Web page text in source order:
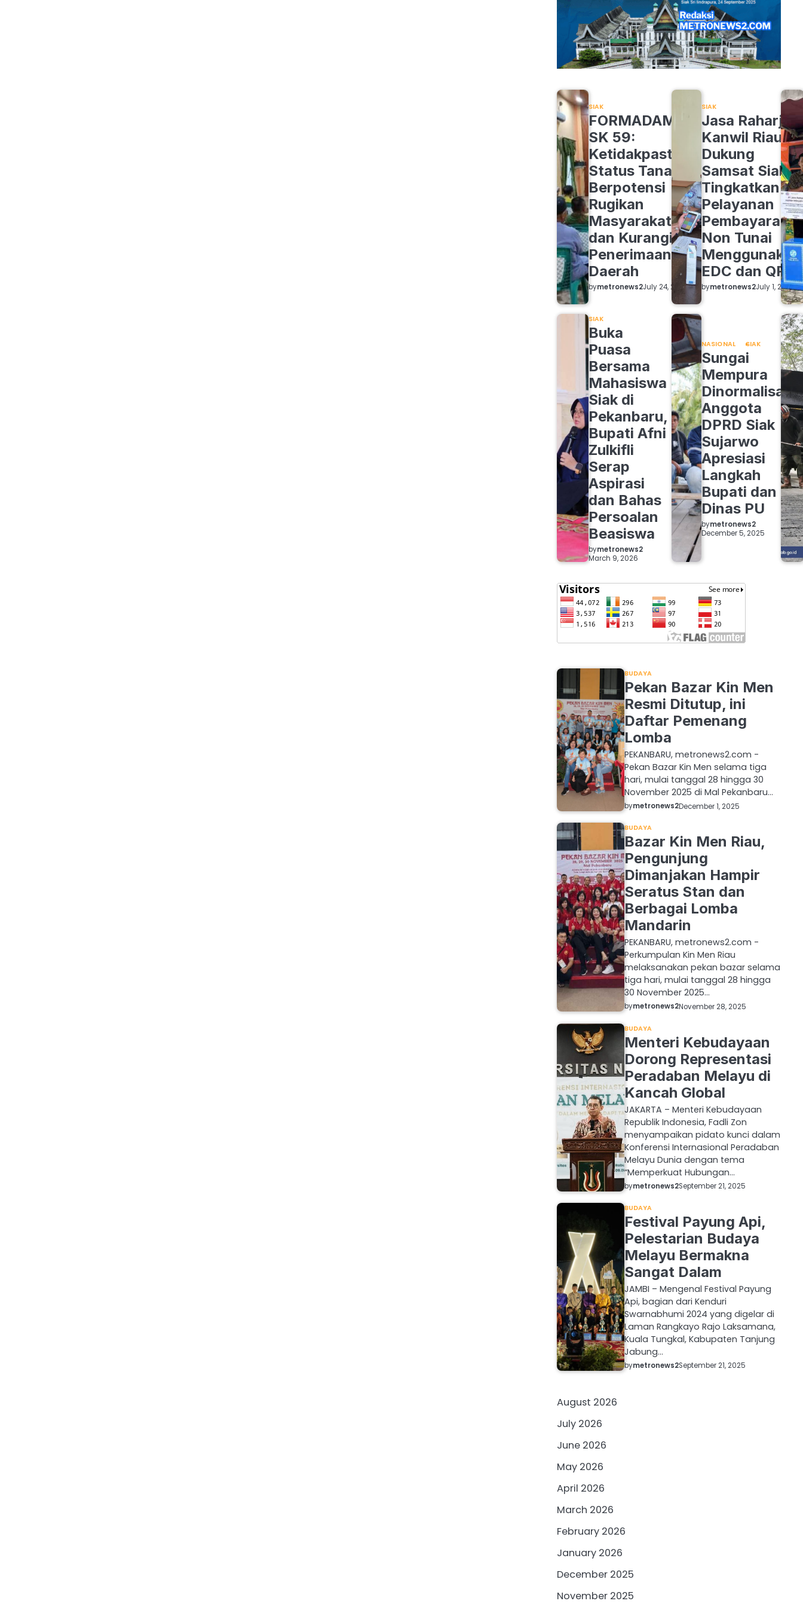
SIAK
FORMADAM
SK 59:
Ketidakpastian
Status Tanah
Berpotensi
Rugikan
Masyarakat
dan Kurangi
Penerimaan
Daerah
bymetronews2July 24, 2026
SIAK
Jasa Raharja
Kanwil Riau
Dukung
Samsat Siak
Tingkatkan
Pelayanan
Pembayaran
Non Tunai
Menggunakan
EDC dan QRIS
bymetronews2July 1, 2026
SIAK
Buka
Puasa
Bersama
Mahasiswa
Siak di
Pekanbaru,
Bupati Afni
Zulkifli
Serap
Aspirasi
dan Bahas
Persoalan
Beasiswa
bymetronews2
March 9, 2026
NASIONAL SIAK
Sungai
Mempura
Dinormalisasi,
Anggota
DPRD Siak
Sujarwo
Apresiasi
Langkah
Bupati dan
Dinas PU
bymetronews2
December 5, 2025
BUDAYA
Pekan Bazar Kin Men
Resmi Ditutup, ini
Daftar Pemenang
Lomba
PEKANBARU, metronews2.com -
Pekan Bazar Kin Men selama tiga
hari, mulai tanggal 28 hingga 30
November 2025 di Mal Pekanbaru…
bymetronews2December 1, 2025
BUDAYA
Bazar Kin Men Riau,
Pengunjung
Dimanjakan Hampir
Seratus Stan dan
Berbagai Lomba
Mandarin
PEKANBARU, metronews2.com -
Perkumpulan Kin Men Riau
melaksanakan pekan bazar selama
tiga hari, mulai tanggal 28 hingga
30 November 2025…
bymetronews2November 28, 2025
BUDAYA
Menteri Kebudayaan
Dorong Representasi
Peradaban Melayu di
Kancah Global
JAKARTA – Menteri Kebudayaan
Republik Indonesia, Fadli Zon
menyampaikan pidato kunci dalam
Konferensi Internasional Peradaban
Melayu Dunia dengan tema
“Memperkuat Hubungan…
bymetronews2September 21, 2025
BUDAYA
Festival Payung Api,
Pelestarian Budaya
Melayu Bermakna
Sangat Dalam
JAMBI – Mengenal Festival Payung
Api, bagian dari Kenduri
Swarnabhumi 2024 yang digelar di
Laman Rangkayo Rajo Laksamana,
Kuala Tungkal, Kabupaten Tanjung
Jabung…
bymetronews2September 21, 2025
August 2026
July 2026
June 2026
May 2026
April 2026
March 2026
February 2026
January 2026
December 2025
November 2025